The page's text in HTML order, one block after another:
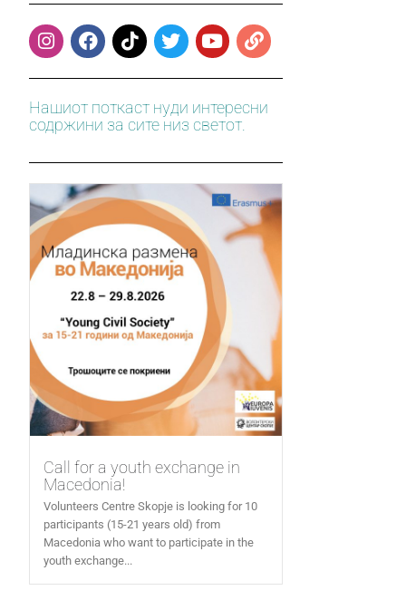
Нашиот поткаст нуди интересни
содржини за сите низ светот.
Call for a youth exchange in
Macedonia!
Volunteers Centre Skopje is looking for 10
participants (15-21 years old) from
Macedonia who want to participate in the
youth exchange...